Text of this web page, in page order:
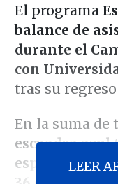
El programa
balance de
durante el
con
tras su
En la suma de
escuadra azul
espectadores,
LEER